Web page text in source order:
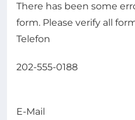
There has been some
form. Please verify all
Telefon
202-555-0188
E-Mail